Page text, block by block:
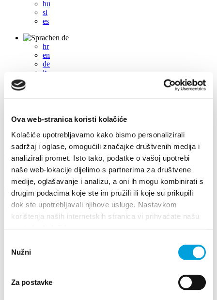
Ova web-stranica koristi kolačiće
Kolačiće upotrebljavamo kako bismo personalizirali
sadržaj i oglase, omogućili značajke društvenih medija i
analizirali promet. Isto tako, podatke o vašoj upotrebi
naše web-lokacije dijelimo s partnerima za društvene
medije, oglašavanje i analizu, a oni ih mogu kombinirati s
drugim podacima koje ste im pružili ili koje su prikupili
dok ste upotrebljavali njihove usluge. Nastavkom
korištenja naših internetskih stranica vi prihvaćate našu
pristanka
Nužni
Za postavke
hu
sl
es
de
hr
en
de
it
cs
sl
+385 21 227 933 info@kastela-info.hr
Villa Nika, Kamberovo šetalište 30, 21216 Kaštel Stari, Hrvatska
Richtungen
Veranstaltungen
2021
2020